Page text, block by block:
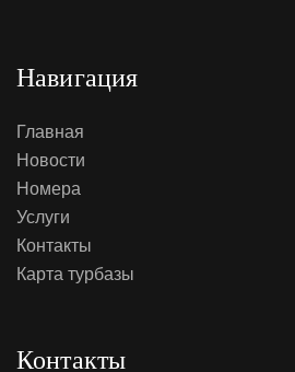
Навигация
Главная
Новости
Номера
Услуги
Контакты
Карта турбазы
Контакты